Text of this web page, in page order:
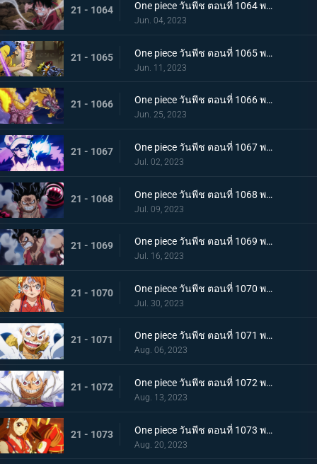
21 - 1064 One piece วันพีช ตอนที่ 1064 พากย์ไทย มังกรเมาแปดทิศ มังกรไร้ระเบียบที่เข้าประชิดลูฟี่
Jun. 04, 2023
21 - 1065 One piece วันพีช ตอนที่ 1065 พากย์ไทย พันธมิตรล่มสลาย ความมุ่งมั่นของยุคสมัยใหม่จงลุกโชน
Jun. 11, 2023
21 - 1066 One piece วันพีช ตอนที่ 1066 พากย์ไทย ตัวเอกมาแล้ว สุดยอดท่าจากคลื่นและแม่เหล็ก
Jun. 25, 2023
21 - 1067 One piece วันพีช ตอนที่ 1067 พากย์ไทย สู่ยุคสมัยใหม่ บทสรุปความมุ่งมั่นของพวกเด็กเหลือขอ
Jul. 02, 2023
21 - 1068 One piece วันพีช ตอนที่ 1068 พากย์ไทย เจ้าหญิงจันทราดังก้อง ฉากสุดท้ายของแคว้นวาโนะ
Jul. 09, 2023
21 - 1069 One piece วันพีช ตอนที่ 1069 พากย์ไทย ผู้ชนะมีเพียงหนึ่ง ลูฟี่ ปะทะ ไคโด
Jul. 16, 2023
21 - 1070 One piece วันพีช ตอนที่ 1070 พากย์ไทย ลูฟี่พ่ายแพ้ การเตรียมใจของผู้ที่เหลืออยู่
Jul. 30, 2023
21 - 1071 One piece วันพีช ตอนที่ 1071 พากย์ไทย ไปให้ถึงจุดสูงสุดของลูฟี่ เกียร์ฟิฟท์
Aug. 06, 2023
21 - 1072 One piece วันพีช ตอนที่ 1072 พากย์ไทย พลังกวนประสาท เกียร์ฟิฟท์โลดแล่น
Aug. 13, 2023
21 - 1073 One piece วันพีช ตอนที่ 1073 พากย์ไทย ไม่มีที่ให้หนี ภาพเกาะโอนิกาชิมะในนรก
Aug. 20, 2023